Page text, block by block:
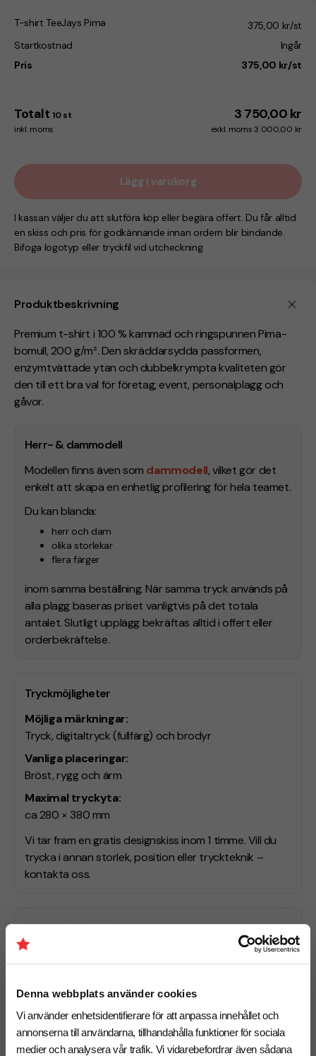
Denna webbplats använder cookies
Vi använder enhetsidentifierare för att anpassa innehållet och
annonserna till användarna, tillhandahålla funktioner för sociala
medier och analysera vår trafik. Vi vidarebefordrar även sådana
Produktbeskrivning
Premium t-shirt i 100 % kammad och ringspunnen Pima-
bomull, 200 g/m². Den skräddarsydda passformen,
enzymtvättade ytan och dubbelkrympta kvaliteten gör
den till ett bra val för företag, event, personalplagg och
gåvor.
Herr- & dammodell
Modellen finns även som dammodell, vilket gör det
enkelt att skapa en enhetlig profilering för hela teamet.
Du kan blanda:
herr och dam
olika storlekar
flera färger
inom samma beställning. När samma tryck används på
alla plagg baseras priset vanligtvis på det totala
antalet. Slutligt upplägg bekräftas alltid i offert eller
orderbekräftelse.
Tryckmöjligheter
Möjliga märkningar:
Tryck, digitaltryck (fullfärg) och brodyr
Vanliga placeringar:
Bröst, rygg och ärm
Maximal tryckyta:
ca 280 × 380 mm
Vi tar fram en gratis designskiss inom 1 timme. Vill du
trycka i annan storlek, position eller tryckteknik –
kontakta oss.
Leveranstid
• Standard:
Behöver du leverans till ett specifikt datum? Hör av dig
så hjälper vi dig hitta rätt upplägg.
T-shirt TeeJays Pima
375,00 kr/st
Startkostnad
Ingår
Pris
375,00 kr/st
Totalt 10 st 3 750,00 kr
inkl. moms exkl. moms 3 000,00 kr
Lägg i varukorg
I kassan väljer du att slutföra köp eller begära offert. Du får alltid
en skiss och pris för godkännande innan ordern blir bindande.
Bifoga logotyp eller tryckfil vid utcheckning.